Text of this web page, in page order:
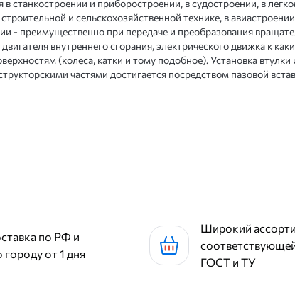
станкостроении и приборостроении, в судостроении, в
и сельскохозяйственной технике, в
- преимущественно при передаче и преобразования
внутреннего сгорания, электрического движка к
(колеса, катки и тому подобное). Установка втулки
частями достигается посредством пазовой
по РФ и
от 1 дня
Широкий
ГОСТ и ТУ